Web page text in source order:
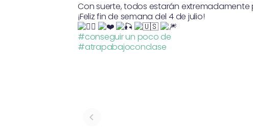
Con suerte, todos estarán
¡Feliz fin de semana del 4 de julio!
#conseguir un poco de
#atrapabajoconclase